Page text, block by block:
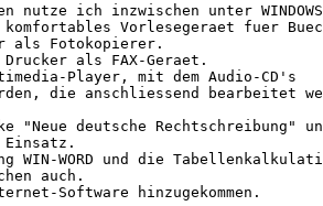
nutze ich inzwischen unter
komfortables Vorlesegeraet fuer
als Fotokopierer.
Drucker als FAX-Geraet.
Player, mit dem Audio-CD's
die anschliessend bearbeitet
"Neue deutsche Rechtschreibung"
Einsatz.
WIN-WORD und die
auch.
Software hinzugekommen.